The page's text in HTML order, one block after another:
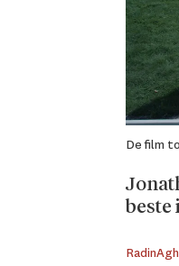
De film
beste
Radin